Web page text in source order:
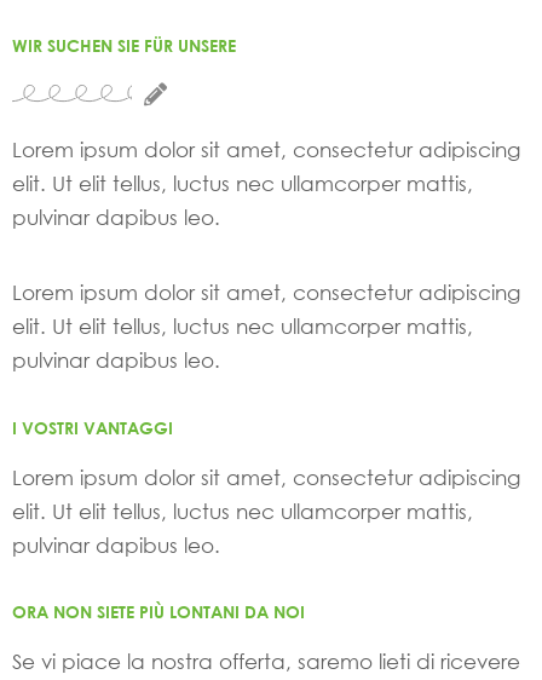
WIR SUCHEN SIE FÜR UNSERE
Lorem ipsum dolor sit amet, consectetur adipiscing
elit. Ut elit tellus, luctus nec ullamcorper mattis,
pulvinar dapibus leo.
Lorem ipsum dolor sit amet, consectetur adipiscing
elit. Ut elit tellus, luctus nec ullamcorper mattis,
pulvinar dapibus leo.
I VOSTRI VANTAGGI
Lorem ipsum dolor sit amet, consectetur adipiscing
elit. Ut elit tellus, luctus nec ullamcorper mattis,
pulvinar dapibus leo.
ORA NON SIETE PIÙ LONTANI DA NOI
Se vi piace la nostra offerta, saremo lieti di ricevere